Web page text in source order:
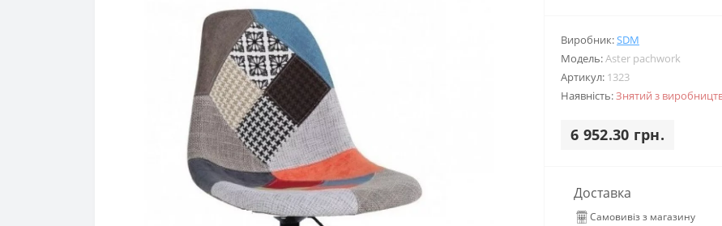
Виробник:SDM
Модель:Aster pachwork
Артикул: 1323
Наявність:Знятий з
6 952.30 грн.
Доставка
Самовивіз з магазину